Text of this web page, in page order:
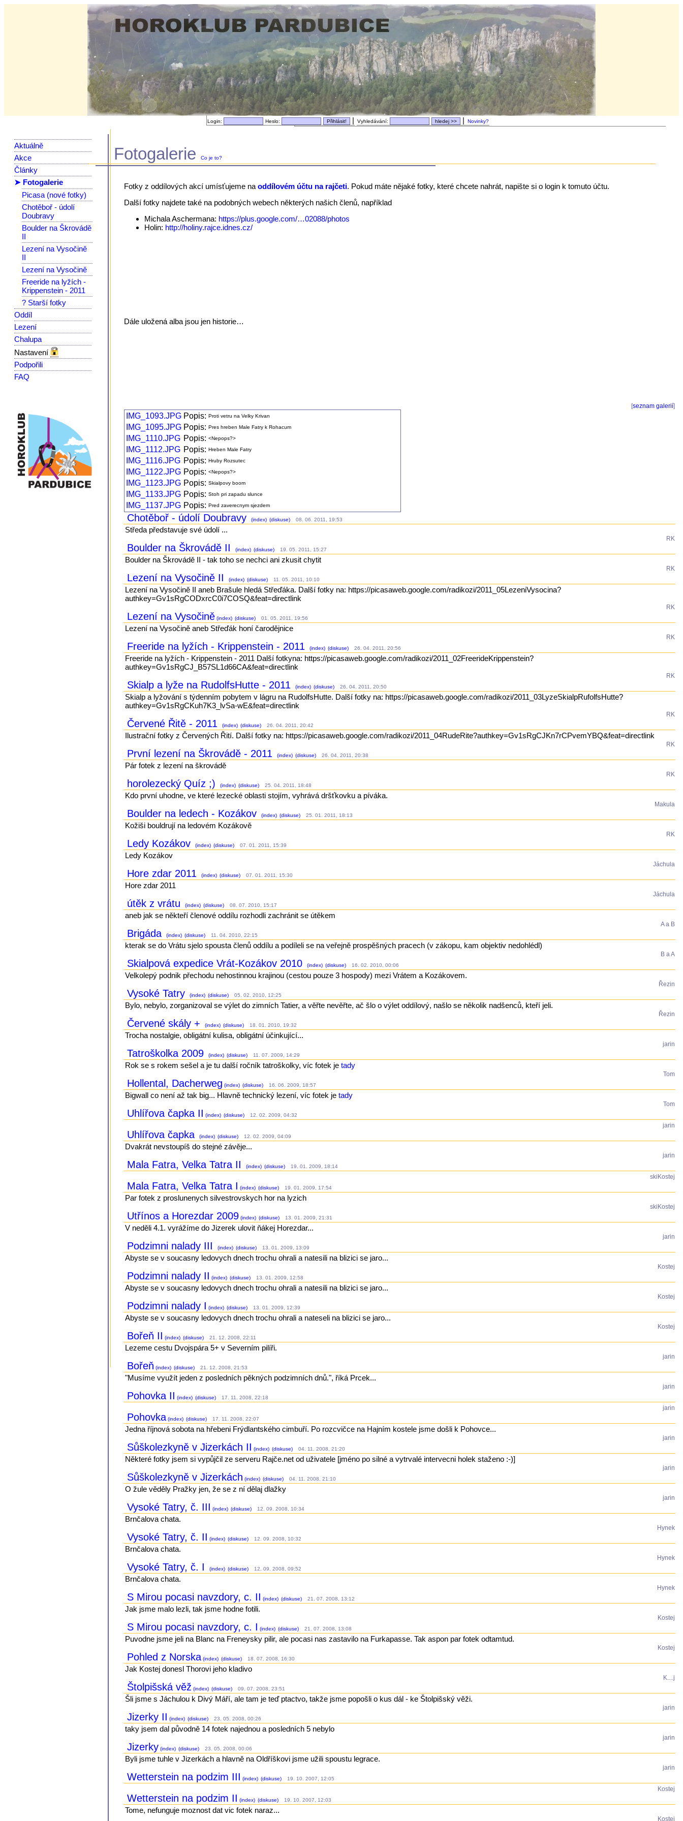
Login: Heslo: | Vyhledávání: | Novinky?
Aktuálně
Akce
Články
➤ Fotogalerie
Picasa (nové fotky)
Chotěboř - údolí
Doubravy
Boulder na Škrovádě
II
Lezení na Vysočině
II
Lezení na Vysočině
Freeride na lyžích -
Krippenstein - 2011
? Starší fotky
Oddíl
Lezení
Chalupa
Nastavení
Podpořili
FAQ
Fotogalerie Co je to?
Fotky z oddílových akcí umísťujeme na oddílovém účtu na rajčeti. Pokud máte nějaké fotky, které chcete nahrát, napište si o login k tomuto účtu.
Další fotky najdete také na podobných webech některých našich členů, například
Michala Aschermana: https://plus.google.com/…02088/photos
Holin: http://holiny.rajce.idnes.cz/
Dále uložená alba jsou jen historie…
[seznam galerií]
IMG_1093.JPG Popis: Proti vetru na Velky Krivan
IMG_1095.JPG Popis: Pres hreben Male Fatry k Rohacum
IMG_1110.JPG Popis: <Nepops?>
IMG_1112.JPG Popis: Hreben Male Fatry
IMG_1116.JPG Popis: Hruby Rozsutec
IMG_1122.JPG Popis: <Nepops?>
IMG_1123.JPG Popis: Skialpovy boom
IMG_1133.JPG Popis: Stoh pri zapadu slunce
IMG_1137.JPG Popis: Pred zaverecnym sjezdem
Chotěboř - údolí Doubravy (index) (diskuse) 08. 06. 2011, 19:53
Středa představuje své údolí ...
RK
Boulder na Škrovádě II (index) (diskuse) 19. 05. 2011, 15:27
Boulder na Škrovádě II - tak toho se nechci ani zkusit chytit
RK
Lezení na Vysočině II (index) (diskuse) 11. 05. 2011, 10:10
Lezení na Vysočině II aneb Brašule hledá Střeďáka. Další fotky na: https://picasaweb.google.com/radikozi/2011_05LezeniVysocina?
authkey=Gv1sRgCODxrcC0i7COSQ&feat=directlink
RK
Lezení na Vysočině (index) (diskuse) 01. 05. 2011, 19:56
Lezení na Vysočině aneb Střeďák honí čarodějnice
RK
Freeride na lyžích - Krippenstein - 2011 (index) (diskuse) 26. 04. 2011, 20:56
Freeride na lyžích - Krippenstein - 2011 Další fotkyna: https://picasaweb.google.com/radikozi/2011_02FreerideKrippenstein?
authkey=Gv1sRgCJ_B57SL1d66CA&feat=directlink
RK
Skialp a lyže na RudolfsHutte - 2011 (index) (diskuse) 26. 04. 2011, 20:50
Skialp a lyžování s týdenním pobytem v lágru na RudolfsHutte. Další fotky na: https://picasaweb.google.com/radikozi/2011_03LyzeSkialpRufolfsHutte?
authkey=Gv1sRgCKuh7K3_lvSa-wE&feat=directlink
RK
Červené Řitě - 2011 (index) (diskuse) 26. 04. 2011, 20:42
Ilustrační fotky z Červených Řití. Další fotky na: https://picasaweb.google.com/radikozi/2011_04RudeRite?authkey=Gv1sRgCJKn7rCPvemYBQ&feat=directlink
RK
První lezení na Škrovádě - 2011 (index) (diskuse) 26. 04. 2011, 20:38
Pár fotek z lezení na škrovádě
RK
horolezecký Quíz ;) (index) (diskuse) 25. 04. 2011, 18:48
Kdo první uhodne, ve které lezecké oblasti stojím, vyhrává dršťkovku a píváka.
Makula
Boulder na ledech - Kozákov (index) (diskuse) 25. 01. 2011, 18:13
Kožiši bouldrují na ledovém Kozákově
RK
Ledy Kozákov (index) (diskuse) 07. 01. 2011, 15:39
Ledy Kozákov
Jáchula
Hore zdar 2011 (index) (diskuse) 07. 01. 2011, 15:30
Hore zdar 2011
Jáchula
útěk z vrátu (index) (diskuse) 08. 07. 2010, 15:17
aneb jak se někteří členové oddílu rozhodli zachránit se útěkem
A a B
Brigáda (index) (diskuse) 11. 04. 2010, 22:15
kterak se do Vrátu sjelo spousta členů oddílu a podíleli se na veřejně prospěšných pracech (v zákopu, kam objektiv nedohlédl)
B a A
Skialpová expedice Vrát-Kozákov 2010 (index) (diskuse) 16. 02. 2010, 00:06
Velkolepý podnik přechodu nehostinnou krajinou (cestou pouze 3 hospody) mezi Vrátem a Kozákovem.
Řezin
Vysoké Tatry (index) (diskuse) 05. 02. 2010, 12:25
Bylo, nebylo, zorganizoval se výlet do zimních Tatier, a věřte nevěřte, ač šlo o výlet oddílový, našlo se několik nadšenců, kteří jeli.
Řezin
Červené skály + (index) (diskuse) 18. 01. 2010, 19:32
Trocha nostalgie, obligátní kulisa, obligátní účinkující...
jarin
Tatroškolka 2009 (index) (diskuse) 11. 07. 2009, 14:29
Rok se s rokem sešel a je tu další ročník tatroškolky, víc fotek jetady
Tom
Hollental, Dacherweg (index) (diskuse) 16. 06. 2009, 18:57
Bigwall co není až tak big... Hlavně technický lezení, víc fotek jetady
Tom
Uhlířova čapka II (index) (diskuse) 12. 02. 2009, 04:32
jarin
Uhlířova čapka (index) (diskuse) 12. 02. 2009, 04:09
Dvakrát nevstoupíš do stejné závěje...
jarin
Mala Fatra, Velka Tatra II (index) (diskuse) 19. 01. 2009, 18:14
skiKostej
Mala Fatra, Velka Tatra I (index) (diskuse) 19. 01. 2009, 17:54
Par fotek z proslunenych silvestrovskych hor na lyzich
skiKostej
Utřínos a Horezdar 2009 (index) (diskuse) 13. 01. 2009, 21:31
V neděli 4.1. vyrážíme do Jizerek ulovit ňákej Horezdar...
jarin
Podzimni nalady III (index) (diskuse) 13. 01. 2009, 13:09
Abyste se v soucasny ledovych dnech trochu ohrali a natesili na blizici se jaro...
Kostej
Podzimni nalady II (index) (diskuse) 13. 01. 2009, 12:58
Abyste se v soucasny ledovych dnech trochu ohrali a natesili na blizici se jaro...
Kostej
Podzimni nalady I (index) (diskuse) 13. 01. 2009, 12:39
Abyste se v soucasny ledovych dnech trochu ohrali a nateseli na blizici se jaro...
Kostej
Bořeň II (index) (diskuse) 21. 12. 2008, 22:11
Lezeme cestu Dvojspára 5+ v Severním pilíři.
jarin
Bořeň (index) (diskuse) 21. 12. 2008, 21:53
"Musíme využít jeden z posledních pěkných podzimních dnů.", říká Prcek...
jarin
Pohovka II (index) (diskuse) 17. 11. 2008, 22:18
jarin
Pohovka (index) (diskuse) 17. 11. 2008, 22:07
Jedna říjnová sobota na hřebeni Frýdlantského cimbuří. Po rozcvičce na Hajním kostele jsme došli k Pohovce...
jarin
Sůškolezkyně v Jizerkách II (index) (diskuse) 04. 11. 2008, 21:20
Některé fotky jsem si vypůjčil ze serveru Rajče.net od uživatele [jméno po silné a vytrvalé intervecni holek staženo :-)]
jarin
Sůškolezkyně v Jizerkách (index) (diskuse) 04. 11. 2008, 21:10
O žule věděly Pražky jen, že se z ní dělaj dlažky
jarin
Vysoké Tatry, č. III (index) (diskuse) 12. 09. 2008, 10:34
Brnčalova chata.
Hynek
Vysoké Tatry, č. II (index) (diskuse) 12. 09. 2008, 10:32
Brnčalova chata.
Hynek
Vysoké Tatry, č. I (index) (diskuse) 12. 09. 2008, 09:52
Brnčalova chata.
Hynek
S Mirou pocasi navzdory, c. II (index) (diskuse) 21. 07. 2008, 13:12
Jak jsme malo lezli, tak jsme hodne fotili.
Kostej
S Mirou pocasi navzdory, c. I (index) (diskuse) 21. 07. 2008, 13:08
Puvodne jsme jeli na Blanc na Freneysky pilir, ale pocasi nas zastavilo na Furkapasse. Tak aspon par fotek odtamtud.
Kostej
Pohled z Norska (index) (diskuse) 18. 07. 2008, 16:30
Jak Kostej donesl Thorovi jeho kladivo
K....j
Štolpišská věž (index) (diskuse) 09. 07. 2008, 23:51
Šli jsme s Jáchulou k Divý Máří, ale tam je teď ptactvo, takže jsme popošli o kus dál - ke Štolpišský věži.
jarin
Jizerky II (index) (diskuse) 23. 05. 2008, 00:26
taky jsem dal původně 14 fotek najednou a posledních 5 nebylo
jarin
Jizerky (index) (diskuse) 23. 05. 2008, 00:06
Byli jsme tuhle v Jizerkách a hlavně na Oldříškovi jsme užili spoustu legrace.
jarin
Wetterstein na podzim III (index) (diskuse) 19. 10. 2007, 12:05
Kostej
Wetterstein na podzim II (index) (diskuse) 19. 10. 2007, 12:03
Tome, nefunguje moznost dat vic fotek naraz...
Kostej